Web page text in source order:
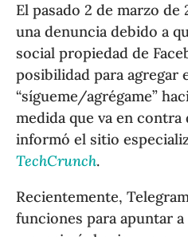
El pasado 2 de marzo de
una denuncia debido a
social propiedad de
posibilidad para agregar
“sígueme/agrégame”
medida que va en contra
informó el sitio
TechCrunch.
Recientemente,
funciones para apuntar